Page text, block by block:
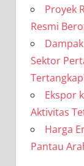
Proyek
Resmi
Sektor
Ekspor
Aktivitas
Harga
Pantau